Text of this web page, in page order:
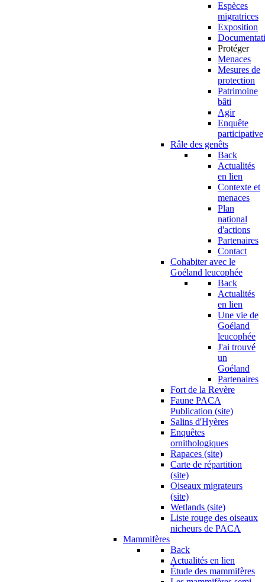
Espèces
migratrices
Exposition
Protéger
Menaces
Mesures de
protection
Patrimoine
bâti
Agir
Enquête
participative
Râle des genêts
Back
Actualités
en lien
Contexte et
menaces
Plan
national
d'actions
Partenaires
Contact
Cohabiter avec le
Goéland leucophée
Back
Actualités
en lien
Une vie de
Goéland
leucophée
J'ai trouvé
un
Goéland
Partenaires
Fort de la Revère
Faune PACA
Publication (site)
Salins d'Hyères
Enquêtes
ornithologiques
Rapaces (site)
Carte de répartition
(site)
Oiseaux migrateurs
(site)
Wetlands (site)
Liste rouge des oiseaux
nicheurs de PACA
Mammifères
Back
Actualités en lien
Étude des mammifères